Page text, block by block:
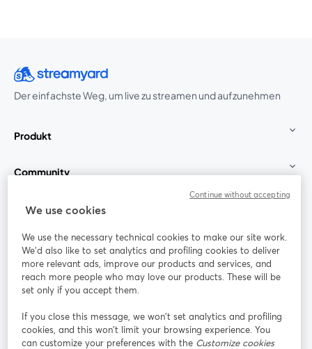
Der einfachste Weg, um live zu streamen und aufzunehmen
Produkt
Community
StreamYard für
Mitmachen
Webinar Facebook
wird in einem neuen Tab geöffnet
X (Twitter)
wird in einem neuen Tab geöffnet
We use cookies
We use the necessary technical cookies to make our site work.
We'd also like to set analytics and profiling cookies to deliver
more relevant ads, improve our products and services, and
reach more people who may love our products. These will be
set only if you accept them.
If you close this message, we won’t set analytics and profiling
cookies, and this won’t limit your browsing experience. You
can customize your preferences with the Customize cookies
Continue without accepting